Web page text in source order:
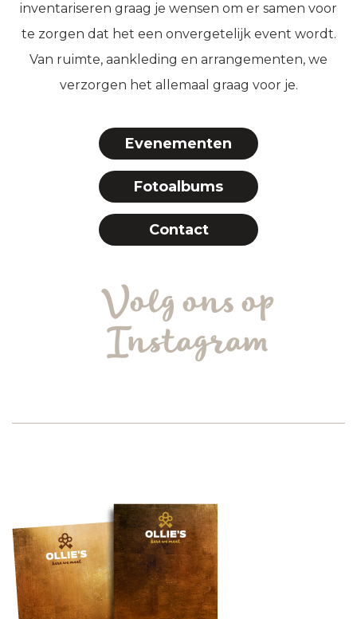
inventariseren graag je wensen om er samen voor
te zorgen dat het een onvergetelijk event wordt.
Van ruimte, aankleding en arrangementen, we
verzorgen het allemaal graag voor je.
Evenementen
Fotoalbums
Contact
Volg ons op
Instagram